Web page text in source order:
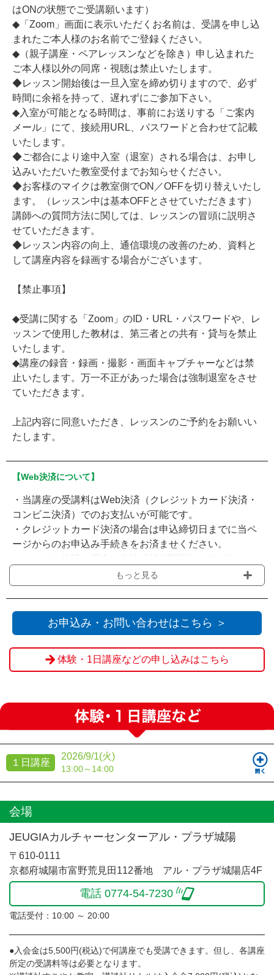
はONの状態でご受講願います）
◆「Zoom」画面に表示いただくお名前は、受講を申し込
まれたご本人様のお名前でご登録ください。
◆（親子講座・ペアレッスンなどを除き）申し込まれた
ご本人様以外の同席・視聴は禁止いたします。
◆レッスン開始後は一旦入室を締め切りますので、必ず
時間に余裕を持って、遅れずにご参加下さい。
◆入室が可能となる時間は、事前にお送りする「ご案内
メール」にて、接続用URL、パスワードと合わせて記載
いたします。
◆ご都合により途中入室（退室）される場合は、お申し
込みいただいた教室受付までお知らせください。
◆お客様のマイクは教室側でON／OFFを切り替えいたし
ます。（レッスン中は基本OFFとさせていただきます）
講師への質問方法に関しては、レッスンの冒頭に説明さ
せていただきます。
◆レッスン内容の向上、通信環境の改善のため、資料と
して講座内容を録画する場合がございます。
【禁止事項】
◆受講に関する「Zoom」のID・URL・パスワードや、レ
ッスンで使用した教材は、第三者との共有・貸与を禁止
いたします。
◆講座の録音・録画・撮影・画面キャプチャーなどは禁
止いたします。万一不正があった場合は強制退室をさせ
ていただきます。
上記内容に同意いただき、レッスンのご予約をお願いい
たします。
【Web決済について】
・当講座の受講料はWeb決済（クレジットカード決済・
コンビニ決済）でのお支払いが可能です。
・クレジットカード決済の場合は申込締切日までに当ペ
ージからのお申込み手続きをお済ませください。
ジからお申込みいただき、支払期限までに選択されたコ
ンビニでのお支払いをお願いいたします。
利用せず送信』をクリックください。
もっと見る
お申込み・お問い合わせはこちら ＞
体験・1日講座などの申し込みはこちら
１日講座
2026/9/1(火)
13:00～14:00
会場
JEUGIAカルチャーセンターアル・プラザ城陽
〒610-0111
京都府城陽市富野荒見田112番地 アル・プラザ城陽店4F
電話 0774-54-7230
電話受付：10:00 ～ 20:00
●入会金は5,500円(税込)で何講座でも受講できます。但し、各講座
所定の受講料等は必要となります。